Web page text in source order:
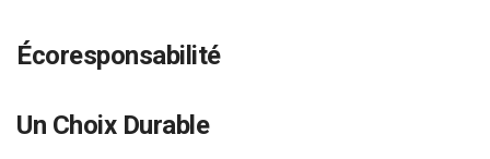
Écoresponsabilité
Un Choix Durable